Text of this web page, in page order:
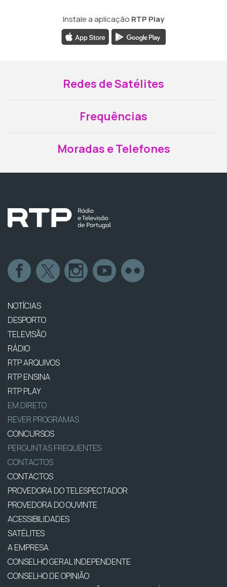
Instale a aplicação RTP Play
Redes de Satélites
Frequências
Moradas e Telefones
NOTÍCIAS
DESPORTO
TELEVISÃO
RÁDIO
RTP ARQUIVOS
RTP ENSINA
RTP PLAY
EM DIRETO
REVER PROGRAMAS
CONCURSOS
PERGUNTAS FREQUENTES
CONTACTOS
CONTACTOS
PROVEDORA DO TELESPECTADOR
PROVEDORA DO OUVINTE
ACESSIBILIDADES
SATÉLITES
A EMPRESA
CONSELHO GERAL INDEPENDENTE
CONSELHO DE OPINIÃO